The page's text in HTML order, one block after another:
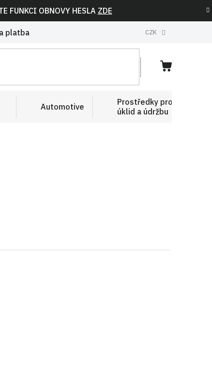
FUNKCI OBNOVY HESLA ZDE
platba CZK
NÁKUPNÍ
Automotive
Prostředky pro
úklid a údržbu